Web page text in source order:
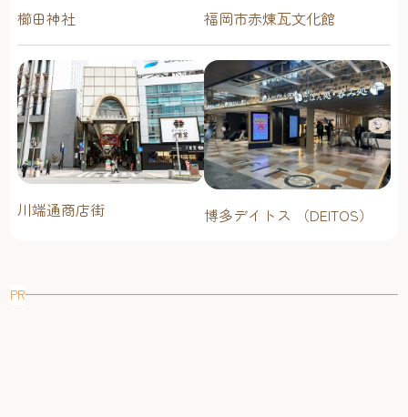
櫛田神社 福岡市赤煉瓦文化館
川端通商店街 博多デイトス （DEITOS）
PR